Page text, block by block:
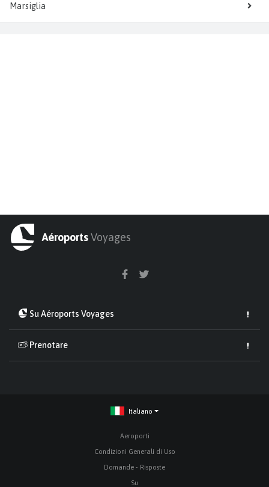
Marsiglia
AéroportsVoyages
Su Aéroports Voyages
Prenotare
Italiano
Aeroporti
Condizioni Generali di Uso
Domande - Risposte
Su